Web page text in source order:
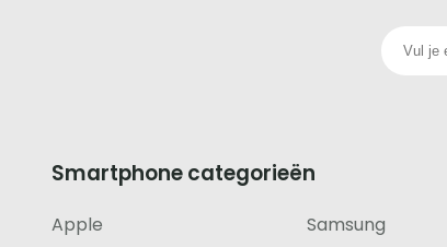
iedere
telefoon
Smartphone categorieën
Apple Samsung